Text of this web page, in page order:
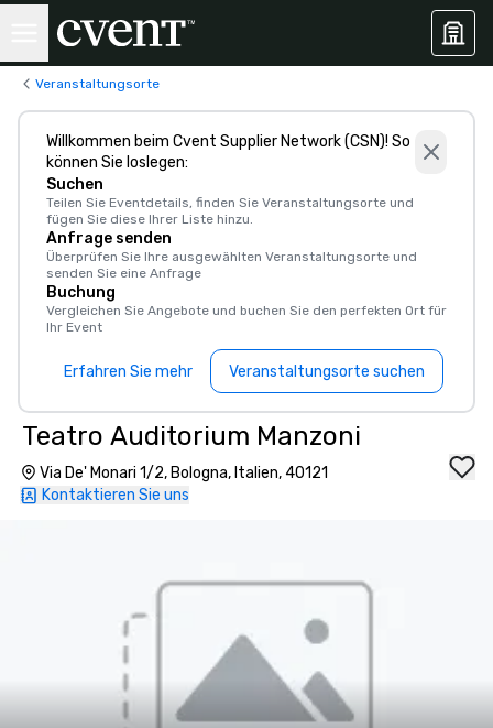
Veranstaltungsorte
Willkommen beim Cvent Supplier Network (CSN)! So
können Sie loslegen:
Suchen
Teilen Sie Eventdetails, finden Sie Veranstaltungsorte und
fügen Sie diese Ihrer Liste hinzu.
Anfrage senden
Überprüfen Sie Ihre ausgewählten Veranstaltungsorte und
senden Sie eine Anfrage
Buchung
Vergleichen Sie Angebote und buchen Sie den perfekten Ort für
Ihr Event
Erfahren Sie mehr Veranstaltungsorte suchen
Teatro Auditorium Manzoni
Via De' Monari 1/2, Bologna, Italien, 40121
Kontaktieren Sie uns